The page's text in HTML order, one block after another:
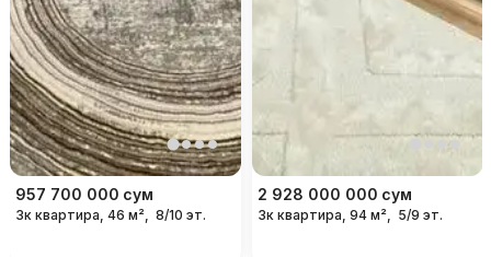
957 700 000 сум
3к квартира, 46 м², 8/10 эт.
2 928 000 000 сум
3к квартира, 94 м², 5/9 эт.